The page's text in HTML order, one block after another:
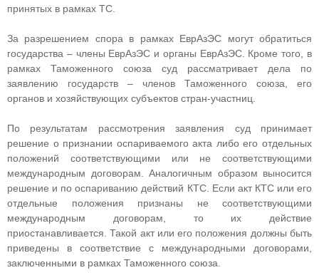
принятых в рамках ТС.
За разрешением спора в рамках ЕврАзЭС могут обратиться
государства – члены ЕврАзЭС и органы ЕврАзЭС. Кроме того, в
рамках Таможенного союза суд рассматривает дела по
заявлению государств – членов Таможенного союза, его
органов и хозяйствующих субъектов стран-участниц.
По результатам рассмотрения заявления суд принимает
решение о признании оспариваемого акта либо его отдельных
положений соответствующими или не соответствующими
международным договорам. Аналогичным образом выносится
решение и по оспариванию действий КТС. Если акт КТС или его
отдельные положения признаны не соответствующими
международным договорам, то их действие
приостанавливается. Такой акт или его положения должны быть
приведены в соответствие с международными договорами,
заключенными в рамках Таможенного союза.